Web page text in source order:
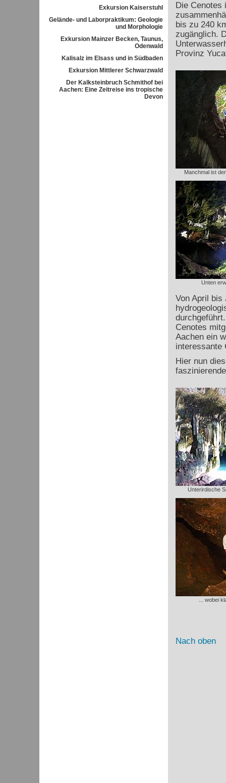
Exkursion Kaiserstuhl
Gelände- und Laborpraktikum: Geologie
und Morphologie
Exkursion Mainzer Becken, Taunus,
Odenwald
Kalisalz im Elsass und in Südbaden
Exkursion Mittlerer Schwarzwald
Der Kalksteinbruch Schmithof bei
Aachen: Eine Zeitreise ins tropische
Devon
Die Cenotes
bis zu 240
zugänglich.
Provinz
Manchmal ist
Unten
Von April bis
Cenotes
Aachen ein
interessante
Hier nun
Unterirdische
... wobei
Nach oben